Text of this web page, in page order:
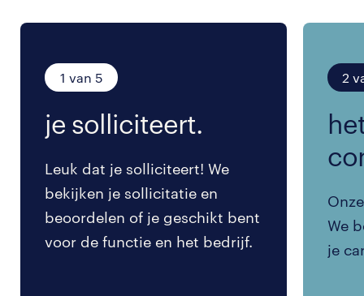
1 van 5
je solliciteert.
Leuk dat je solliciteert! We
bekijken je sollicitatie en
beoordelen of je geschikt bent
voor de functie en het bedrijf.
2
We
je